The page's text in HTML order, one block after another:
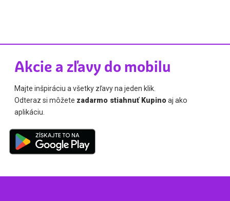
Akcie a zľavy do mobilu
Majte inšpiráciu a všetky zľavy na jeden klik.
Odteraz si môžete zadarmo stiahnuť Kupinoaj ako
aplikáciu.